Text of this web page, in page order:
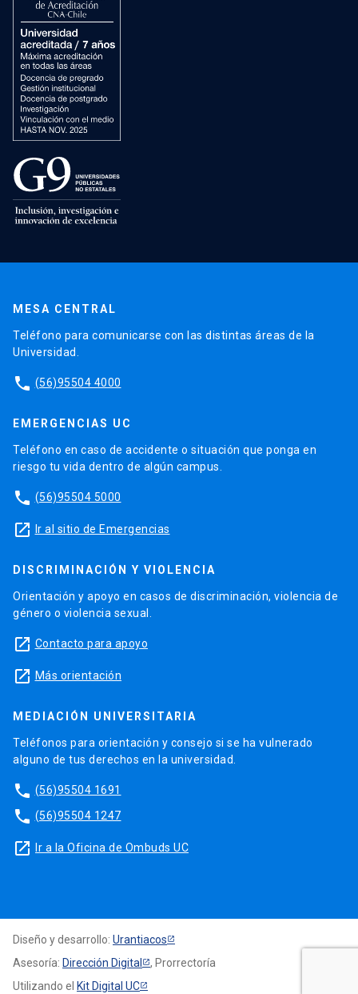
MESA CENTRAL
Teléfono para comunicarse con las distintas áreas de la
Universidad.
phone (56)95504 4000
EMERGENCIAS UC
Teléfono en caso de accidente o situación que ponga en
riesgo tu vida dentro de algún campus.
phone (56)95504 5000
launch Ir al sitio de Emergencias
DISCRIMINACIÓN Y VIOLENCIA
Orientación y apoyo en casos de discriminación, violencia de
género o violencia sexual.
launch Contacto para apoyo
launch Más orientación
MEDIACIÓN UNIVERSITARIA
Teléfonos para orientación y consejo si se ha vulnerado
alguno de tus derechos en la universidad.
phone (56)95504 1691
phone (56)95504 1247
launch Ir a la Oficina de Ombuds UC
Diseño y desarrollo: Urantiacos
Asesoría: Dirección Digital
, Prorrectoría
Utilizando el Kit Digital UC